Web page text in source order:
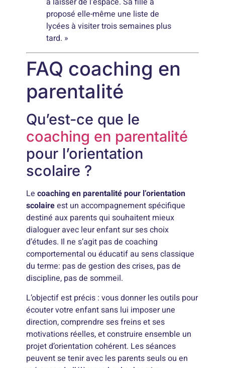
proposé elle-même une liste de
lycées à visiter trois semaines plus
tard. »
FAQ coaching en
parentalité
Qu’est-ce que le
coaching en parentalité
pour l’orientation
scolaire ?
Lecoaching en parentalité pour l’orientation
scolaireest un accompagnement spécifique
destiné aux parents qui souhaitent mieux
dialoguer avec leur enfant sur ses choix
d’études. Il ne s’agit pas de coaching
comportemental ou éducatif au sens classique
du terme: pas de gestion des crises, pas de
discipline, pas de sommeil.
L’objectif est précis : vous donner les outils pour
écouter votre enfant sans lui imposer une
direction, comprendre ses freins et ses
motivations réelles, et construire ensemble un
projet d’orientation cohérent. Les séances
peuvent se tenir avec les parents seuls ou en